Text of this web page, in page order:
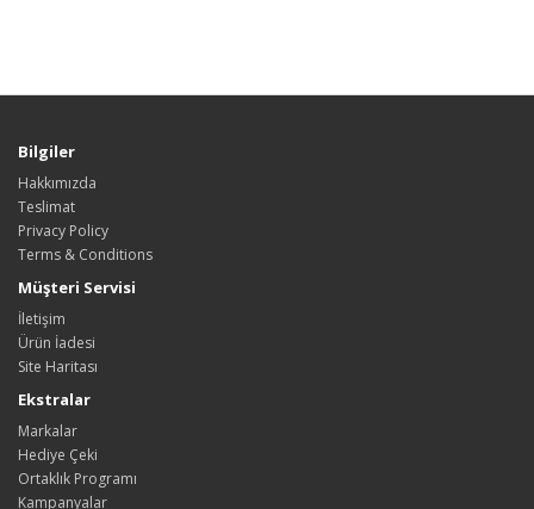
Bilgiler
Hakkımızda
Teslimat
Privacy Policy
Terms & Conditions
Müşteri Servisi
İletişim
Ürün İadesi
Site Haritası
Ekstralar
Markalar
Hediye Çeki
Ortaklık Programı
Kampanyalar